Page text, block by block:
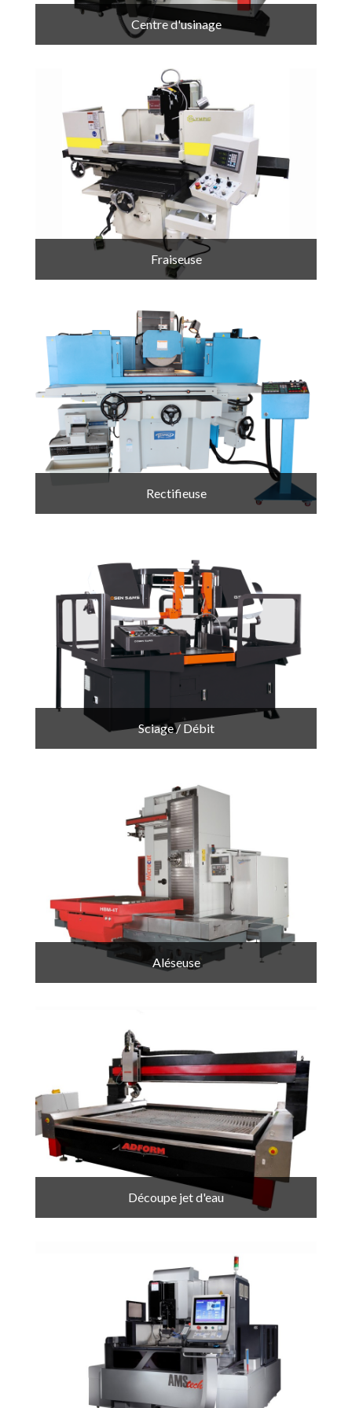
Centre d'usinage
Fraiseuse
Rectifieuse
Sciage / Débit
Aléseuse
Découpe jet d'eau